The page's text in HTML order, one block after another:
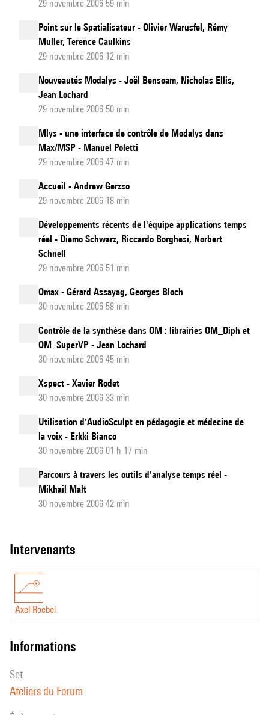
29 novembre 2006 59 min
Point sur le Spatialisateur - Olivier Warusfel, Rémy
Muller, Terence Caulkins
29 novembre 2006 12 min
Nouveautés Modalys - Joël Bensoam, Nicholas Ellis,
Jean Lochard
29 novembre 2006 50 min
Mlys - une interface de contrôle de Modalys dans
Max/MSP - Manuel Poletti
29 novembre 2006 47 min
Accueil - Andrew Gerzso
29 novembre 2006 18 min
Développements récents de l'équipe applications temps
réel - Diemo Schwarz, Riccardo Borghesi, Norbert
Schnell
29 novembre 2006 51 min
Omax - Gérard Assayag, Georges Bloch
30 novembre 2006 58 min
Contrôle de la synthèse dans OM : librairies OM_Diph et
OM_SuperVP - Jean Lochard
30 novembre 2006 45 min
Xspect - Xavier Rodet
30 novembre 2006 33 min
Utilisation d'AudioSculpt en pédagogie et médecine de
la voix - Erkki Bianco
30 novembre 2006 01 h 17 min
Parcours à travers les outils d'analyse temps réel -
Mikhail Malt
30 novembre 2006 42 min
intervenants
Axel Roebel
informations
set
Ateliers du Forum